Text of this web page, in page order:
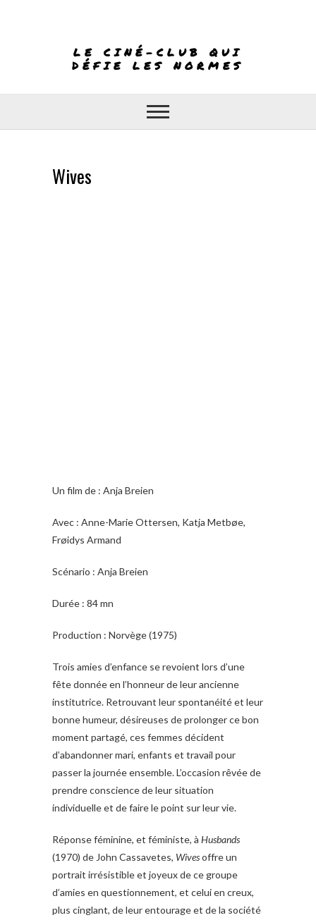
LE CINÉ-CLUB QUI
DÉFIE LES NORMES
Wives
Un film de : Anja Breien
Avec : Anne-Marie Ottersen, Katja Metbøe,
Frøidys Armand
Scénario : Anja Breien
Durée : 84 mn
Production : Norvège (1975)
Trois amies d’enfance se revoient lors d’une
fête donnée en l’honneur de leur ancienne
institutrice. Retrouvant leur spontanéité et leur
bonne humeur, désireuses de prolonger ce bon
moment partagé, ces femmes décident
d’abandonner mari, enfants et travail pour
passer la journée ensemble. L’occasion rêvée de
prendre conscience de leur situation
individuelle et de faire le point sur leur vie.
Réponse féminine, et féministe, à Husbands
(1970) de John Cassavetes, Wivesoffre un
portrait irrésistible et joyeux de ce groupe
d’amies en questionnement, et celui en creux,
plus cinglant, de leur entourage et de la société